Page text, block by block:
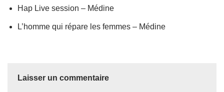
Hap Live session – Médine
L’homme qui répare les femmes – Médine
Laisser un commentaire